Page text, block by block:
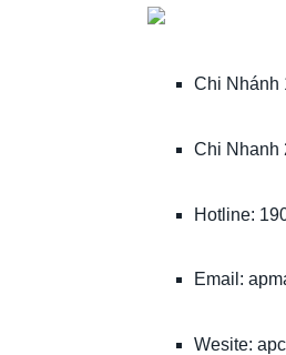
Chi Nhánh
Chi Nhanh
Hotline:
Email:
Wesite: